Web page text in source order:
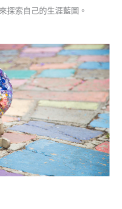
探索自己的生涯藍圖。